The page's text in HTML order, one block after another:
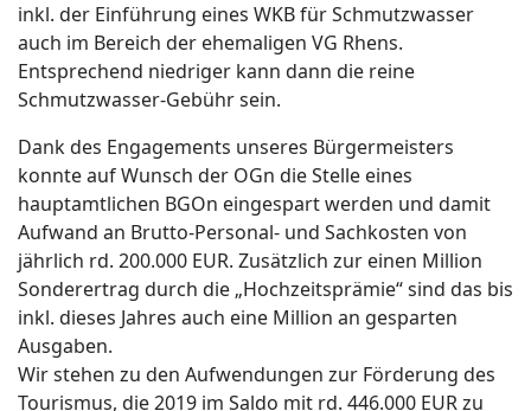
inkl. der Einführung eines WKB für Schmutzwasser
auch im Bereich der ehemaligen VG Rhens.
Entsprechend niedriger kann dann die reine
Schmutzwasser-Gebühr sein.
Dank des Engagements unseres Bürgermeisters
konnte auf Wunsch der OGn die Stelle eines
hauptamtlichen BGOn eingespart werden und damit
Aufwand an Brutto-Personal- und Sachkosten von
jährlich rd. 200.000 EUR. Zusätzlich zur einen Million
Sonderertrag durch die „Hochzeitsprämie“ sind das bis
inkl. dieses Jahres auch eine Million an gesparten
Ausgaben.
Wir stehen zu den Aufwendungen zur Förderung des
Tourismus, die 2019 im Saldo mit rd. 446.000 EUR zu